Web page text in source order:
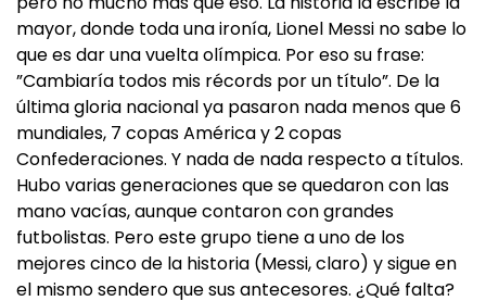
mayor, donde toda una ironía, Lionel Messi no sabe lo
que es dar una vuelta olímpica. Por eso su frase:
”Cambiaría todos mis récords por un título”. De la
última gloria nacional ya pasaron nada menos que 6
mundiales, 7 copas América y 2 copas
Confederaciones. Y nada de nada respecto a títulos.
Hubo varias generaciones que se quedaron con las
mano vacías, aunque contaron con grandes
futbolistas. Pero este grupo tiene a uno de los
mejores cinco de la historia (Messi, claro) y sigue en
el mismo sendero que sus antecesores. ¿Qué falta?